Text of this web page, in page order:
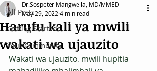
All Posts
Getting Started
Your Community
Harufu kali ya mwili
wakati wa ujauzito
Dr.Sospeter Mangwella, MD/MMED
May 29, 2022 4 min read
Wakati wa ujauzito, mwili hupitia